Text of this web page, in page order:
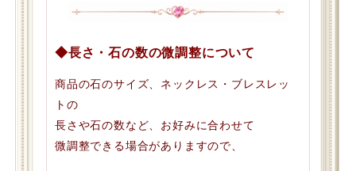
◆長さ・石の数の微調整について
商品の石のサイズ、ネックレス・ブレスレッ
トの
長さや石の数など、お好みに合わせて
微調整できる場合がありますので、